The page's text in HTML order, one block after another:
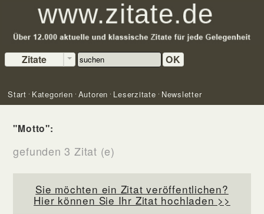
Zitate OK
Start Kategorien Autoren Leserzitate Newsletter
"Motto":
gefunden 3 Zitat (e)
Sie möchten ein Zitat veröffentlichen?
Hier können Sie Ihr Zitat hochladen >>